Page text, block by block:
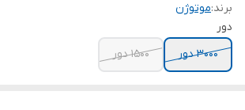
برند:موتوژن
دور
۳۰۰۰ دور
۱۵۰۰ دور